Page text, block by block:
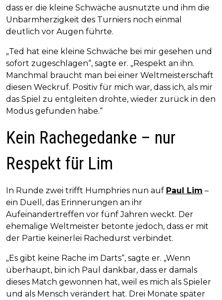
dass er die kleine Schwäche ausnutzte und ihm die
Unbarmherzigkeit des Turniers noch einmal
deutlich vor Augen führte.
„Ted hat eine kleine Schwäche bei mir gesehen und
sofort zugeschlagen“, sagte er. „Respekt an ihn.
Manchmal braucht man bei einer Weltmeisterschaft
diesen Weckruf. Positiv für mich war, dass ich, als mir
das Spiel zu entgleiten drohte, wieder zurück in den
Modus gefunden habe.“
Kein Rachegedanke – nur
Respekt für Lim
In Runde zwei trifft Humphries nun auf Paul Lim –
ein Duell, das Erinnerungen an ihr
Aufeinandertreffen vor fünf Jahren weckt. Der
ehemalige Weltmeister betonte jedoch, dass er mit
der Partie keinerlei Rachedurst verbindet.
„Es gibt keine Rache im Darts“, sagte er. „Wenn
überhaupt, bin ich Paul dankbar, dass er damals
dieses Match gewonnen hat, weil es mich als Spieler
und als Mensch verändert hat. Drei Monate später